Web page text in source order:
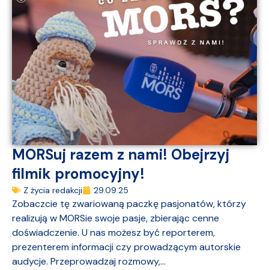
MORSuj razem z nami! Obejrzyj
filmik promocyjny!
Z życia redakcji 29.09.25
Zobaczcie tę zwariowaną paczkę pasjonatów, którzy
realizują w MORSie swoje pasje, zbierając cenne
doświadczenie. U nas możesz być reporterem,
prezenterem informacji czy prowadzącym autorskie
audycje. Przeprowadzaj rozmowy,...